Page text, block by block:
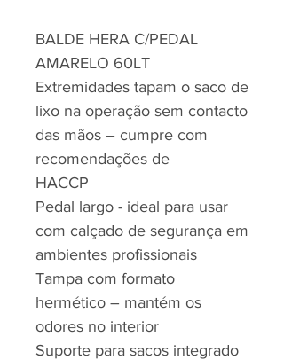
BALDE HERA C/PEDAL
AMARELO 60LT
Extremidades tapam o saco de
lixo na operação sem contacto
das mãos – cumpre com
recomendações de
HACCP
Pedal largo - ideal para usar
com calçado de segurança em
ambientes profissionais
Tampa com formato
hermético – mantém os
odores no interior
Suporte para sacos integrado